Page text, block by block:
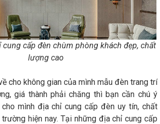
cung cấp đèn chùm phòng khách đẹp, chất
lượng cao
cho không gian của mình mẫu đèn trang trí
giá thành phải chăng thì bạn cần chú ý
mình địa chỉ cung cấp đèn uy tín, chất
hiện nay. Tại những địa chỉ cung cấp